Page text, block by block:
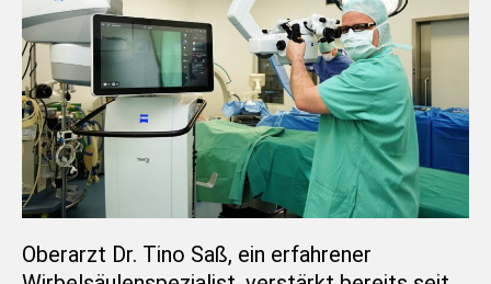
Oberarzt Dr. Tino Saß, ein erfahrener